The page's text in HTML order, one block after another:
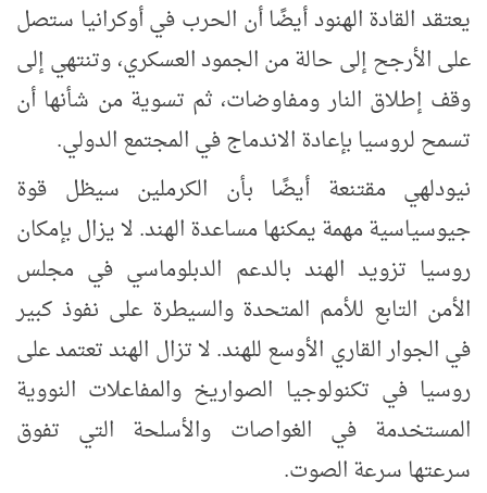
يعتقد القادة الهنود أيضًا أن الحرب في أوكرانيا ستصل
على الأرجح إلى حالة من الجمود العسكري، وتنتهي إلى
وقف إطلاق النار ومفاوضات، ثم تسوية من شأنها أن
تسمح لروسيا بإعادة الاندماج في المجتمع الدولي.
نيودلهي مقتنعة أيضًا بأن الكرملين سيظل قوة
جيوسياسية مهمة يمكنها مساعدة الهند. لا يزال بإمكان
روسيا تزويد الهند بالدعم الدبلوماسي في مجلس
الأمن التابع للأمم المتحدة والسيطرة على نفوذ كبير
في الجوار القاري الأوسع للهند. لا تزال الهند تعتمد على
روسيا في تكنولوجيا الصواريخ والمفاعلات النووية
المستخدمة في الغواصات والأسلحة التي تفوق
سرعتها سرعة الصوت.